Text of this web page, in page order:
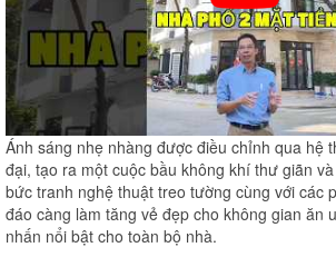
Ánh sáng nhẹ nhàng được điều chỉnh qua hệ
đại, tạo ra một cuộc bầu không khí thư giãn
bức tranh nghệ thuật treo tường cùng với các
đáo càng làm tăng vẻ đẹp cho không gian ăn
nhấn nổi bật cho toàn bộ nhà.